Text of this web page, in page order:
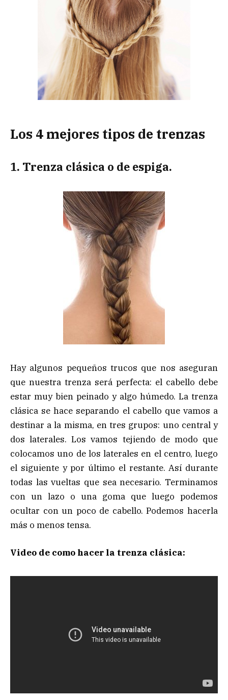
Los 4 mejores tipos de trenzas
1. Trenza clásica o de espiga.
Hay algunos pequeños trucos que nos aseguran
que nuestra trenza será perfecta: el cabello debe
estar muy bien peinado y algo húmedo. La trenza
clásica se hace separando el cabello que vamos a
destinar a la misma, en tres grupos: uno central y
dos laterales. Los vamos tejiendo de modo que
colocamos uno de los laterales en el centro, luego
el siguiente y por último el restante. Así durante
todas las vueltas que sea necesario. Terminamos
con un lazo o una goma que luego podemos
ocultar con un poco de cabello. Podemos hacerla
más o menos tensa.
Video de como hacer la trenza clásica: